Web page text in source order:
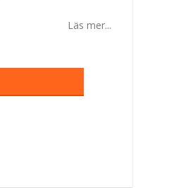
Läs mer...